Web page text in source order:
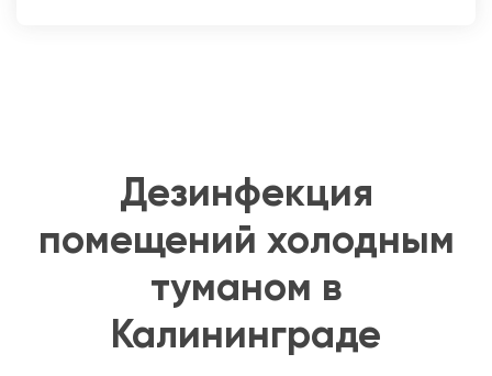
Дезинфекция
помещений холодным
туманом в
Калининграде